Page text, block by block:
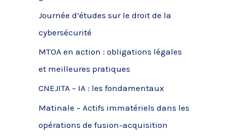
c
h
e
r
:
Journée d’études sur le droit de la
cybersécurité
MTOA en action : obligations légales
et meilleures pratiques
CNEJITA – IA : les fondamentaux
Matinale – Actifs immatériels dans les
opérations de fusion-acquisition